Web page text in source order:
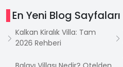
En Yeni Blog Sayfaları
Kalkan Kiralık Villa: Tam
2026 Rehberi